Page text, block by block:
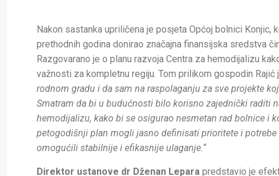
Nakon sastanka upriličena je posjeta Općoj bolnici Konjic,
prethodnih godina donirao značajna finansijska sredstva
Razgovarano je o planu razvoja Centra za hemodijalizu
važnosti za kompletnu regiju. Tom prilikom gospodin Rajić
rodnom gradu i da sam na raspolaganju za sve projekte
Smatram da bi u budućnosti bilo korisno zajednički raditi
hemodijalizu, kako bi se osigurao nesmetan rad bolnice i
petogodišnji plan mogli jasno definisati prioritete i
omogućili stabilnije i efikasnije ulaganje.“
Direktor ustanove dr Dženan Lepara predstavio je